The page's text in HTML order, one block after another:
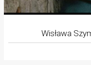
Wisława